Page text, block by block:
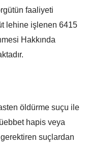
faaliyeti
lehine işlenen 6415
Hakkında
öldürme suçu ile
hapis veya
gerektiren suçlardan